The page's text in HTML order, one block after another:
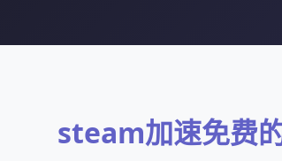
steam加速免费